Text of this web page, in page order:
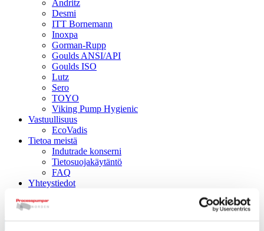
Andritz
Desmi
ITT Bornemann
Inoxpa
Gorman-Rupp
Goulds ANSI/API
Goulds ISO
Lutz
Sero
TOYO
Viking Pump Hygienic
Vastuullisuus
EcoVadis
Tietoa meistä
Indutrade konserni
Tietosuojakäytäntö
FAQ
Yhteystiedot